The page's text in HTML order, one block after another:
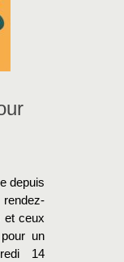
depuis
et ceux
un
14